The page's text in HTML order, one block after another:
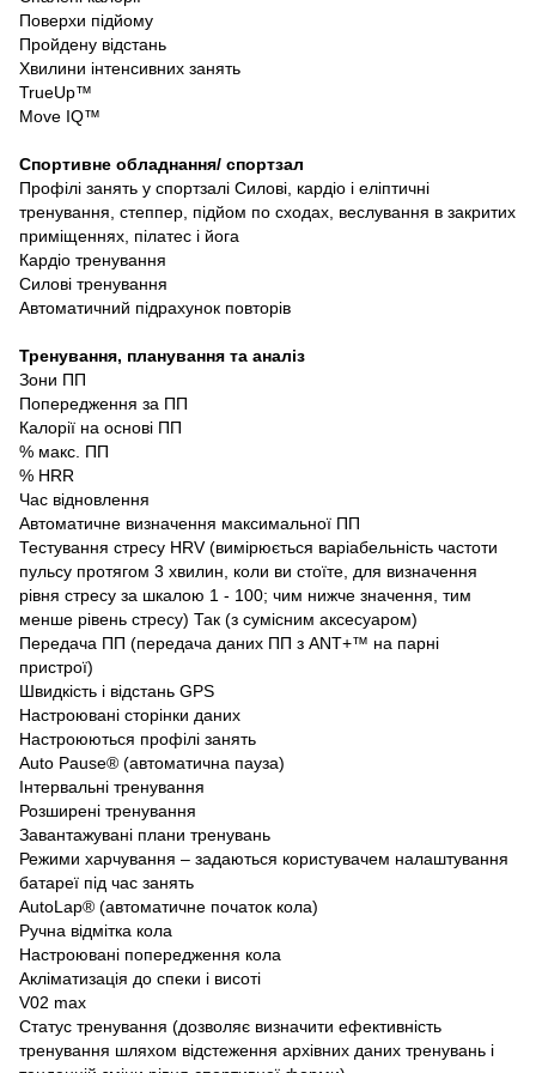
Поверхи підйому
Пройдену відстань
Хвилини інтенсивних занять
TrueUp™
Move IQ™
Спортивне обладнання/ спортзал
Профілі занять у спортзалі Силові, кардіо і еліптичні
тренування, степпер, підйом по сходах, веслування в закритих
приміщеннях, пілатес і йога
Кардіо тренування
Силові тренування
Автоматичний підрахунок повторів
Тренування, планування та аналіз
Зони ПП
Попередження за ПП
Калорії на основі ПП
% макс. ПП
% HRR
Час відновлення
Автоматичне визначення максимальної ПП
Тестування стресу HRV (вимірюється варіабельність частоти
пульсу протягом 3 хвилин, коли ви стоїте, для визначення
рівня стресу за шкалою 1 - 100; чим нижче значення, тим
менше рівень стресу) Так (з сумісним аксесуаром)
Передача ПП (передача даних ПП з ANT+™ на парні
пристрої)
Швидкість і відстань GPS
Настроювані сторінки даних
Настроюються профілі занять
Auto Pause® (автоматична пауза)
Інтервальні тренування
Розширені тренування
Завантажувані плани тренувань
Режими харчування – задаються користувачем налаштування
батареї під час занять
AutoLap® (автоматичне початок кола)
Ручна відмітка кола
Настроювані попередження кола
Акліматизація до спеки і висоті
V02 max
Статус тренування (дозволяє визначити ефективність
тренування шляхом відстеження архівних даних тренувань і